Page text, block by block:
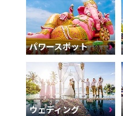
パワースポット
ウェディング